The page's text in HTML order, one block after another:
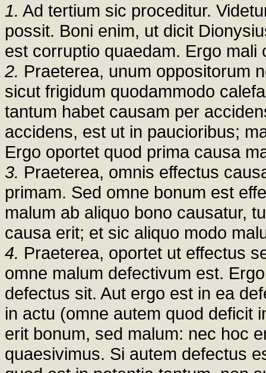
1. Ad tertium sic proceditur.
possit. Boni enim, ut dicit
est corruptio quaedam. Ergo mali
2. Praeterea, unum oppositorum
sicut frigidum quodammodo
tantum habet causam per
accidens, est ut in paucioribus;
Ergo oportet quod prima causa
3. Praeterea, omnis effectus
primam. Sed omne bonum est
malum ab aliquo bono causatur,
causa erit; et sic aliquo modo
4. Praeterea, oportet ut effectus
omne malum defectivum est.
defectus sit. Aut ergo est in ea
in actu (omne autem quod deficit
erit bonum, sed malum: nec hoc
quaesivimus. Si autem defectus